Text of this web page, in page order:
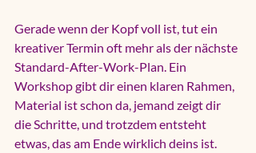
Gerade wenn der Kopf voll ist, tut ein
kreativer Termin oft mehr als der nächste
Standard-After-Work-Plan. Ein
Workshop gibt dir einen klaren Rahmen,
Material ist schon da, jemand zeigt dir
die Schritte, und trotzdem entsteht
etwas, das am Ende wirklich deins ist.